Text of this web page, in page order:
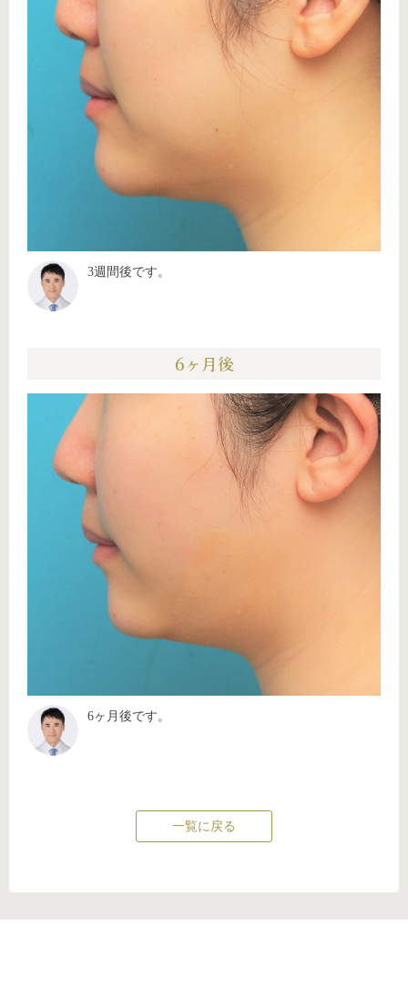
3週間後です。
6ヶ月後
6ヶ月後です。
一覧に戻る